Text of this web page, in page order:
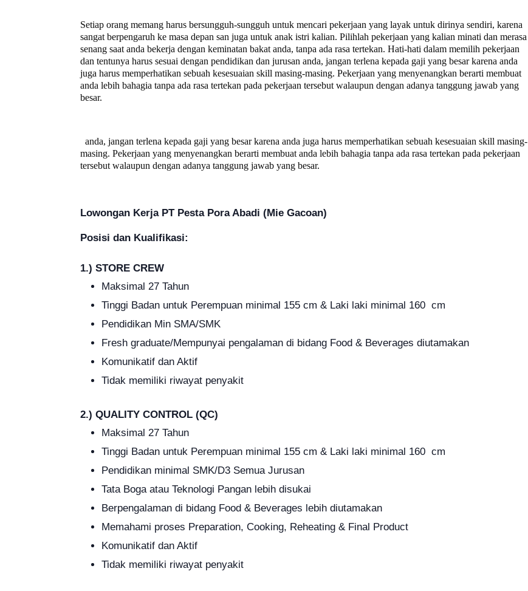
Setiap orang memang harus bersungguh-sungguh untuk mencari pekerjaan yang layak untuk dirinya sendiri, karena
sangat berpengaruh ke masa depan san juga untuk anak istri kalian. Pilihlah pekerjaan yang kalian minati dan merasa
senang saat anda bekerja dengan keminatan bakat anda, tanpa ada rasa tertekan. Hati-hati dalam memilih pekerjaan
dan tentunya harus sesuai dengan pendidikan dan jurusan anda, jangan terlena kepada gaji yang besar karena anda
juga harus memperhatikan sebuah kesesuaian skill masing-masing. Pekerjaan yang menyenangkan berarti membuat
anda lebih bahagia tanpa ada rasa tertekan pada pekerjaan tersebut walaupun dengan adanya tanggung jawab yang
besar.
anda, jangan terlena kepada gaji yang besar karena anda juga harus memperhatikan sebuah kesesuaian skill masing-
masing. Pekerjaan yang menyenangkan berarti membuat anda lebih bahagia tanpa ada rasa tertekan pada pekerjaan
tersebut walaupun dengan adanya tanggung jawab yang besar.
Lowongan Kerja PT Pesta Pora Abadi (Mie Gacoan)
Posisi dan Kualifikasi:
1.) STORE CREW
Maksimal 27 Tahun
Tinggi Badan untuk Perempuan minimal 155 cm & Laki laki minimal 160 cm
Pendidikan Min SMA/SMK
Fresh graduate/Mempunyai pengalaman di bidang Food & Beverages diutamakan
Komunikatif dan Aktif
Tidak memiliki riwayat penyakit
2.) QUALITY CONTROL (QC)
Maksimal 27 Tahun
Tinggi Badan untuk Perempuan minimal 155 cm & Laki laki minimal 160 cm
Pendidikan minimal SMK/D3 Semua Jurusan
Tata Boga atau Teknologi Pangan lebih disukai
Berpengalaman di bidang Food & Beverages lebih diutamakan
Memahami proses Preparation, Cooking, Reheating & Final Product
Komunikatif dan Aktif
Tidak memiliki riwayat penyakit